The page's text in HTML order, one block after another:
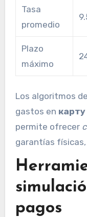
Tasa
promedio
Plazo
máximo
Los algoritmos de
gastos en карту
permite ofrecer
garantías
pagos